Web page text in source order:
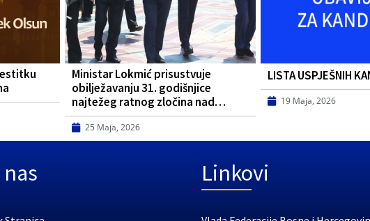
Ministar Lokmić prisustvuje
obilježavanju 31. godišnjice
najtežeg ratnog zločina nad…
25 Maja, 2026
LISTA USPJEŠNIH
19 Maja, 2026
Linkovi